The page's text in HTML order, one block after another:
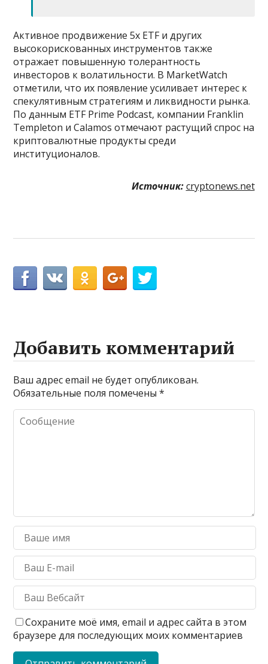
Активное продвижение 5x ETF и других
высокорискованных инструментов также
отражает повышенную толерантность
инвесторов к волатильности. В MarketWatch
отметили, что их появление усиливает интерес к
спекулятивным стратегиям и ликвидности рынка.
По данным ETF Prime Podcast, компании Franklin
Templeton и Calamos отмечают растущий спрос на
криптовалютные продукты среди
институционалов.
Источник: cryptonews.net
Добавить комментарий
Ваш адрес email не будет опубликован.
Обязательные поля помечены*
Сохраните моё имя, email и адрес сайта в этом
браузере для последующих моих комментариев